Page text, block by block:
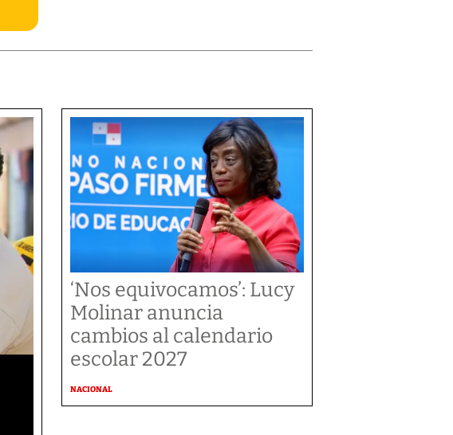
‘Nos equivocamos’: Lucy
Molinar anuncia
cambios al calendario
escolar 2027
NACIONAL